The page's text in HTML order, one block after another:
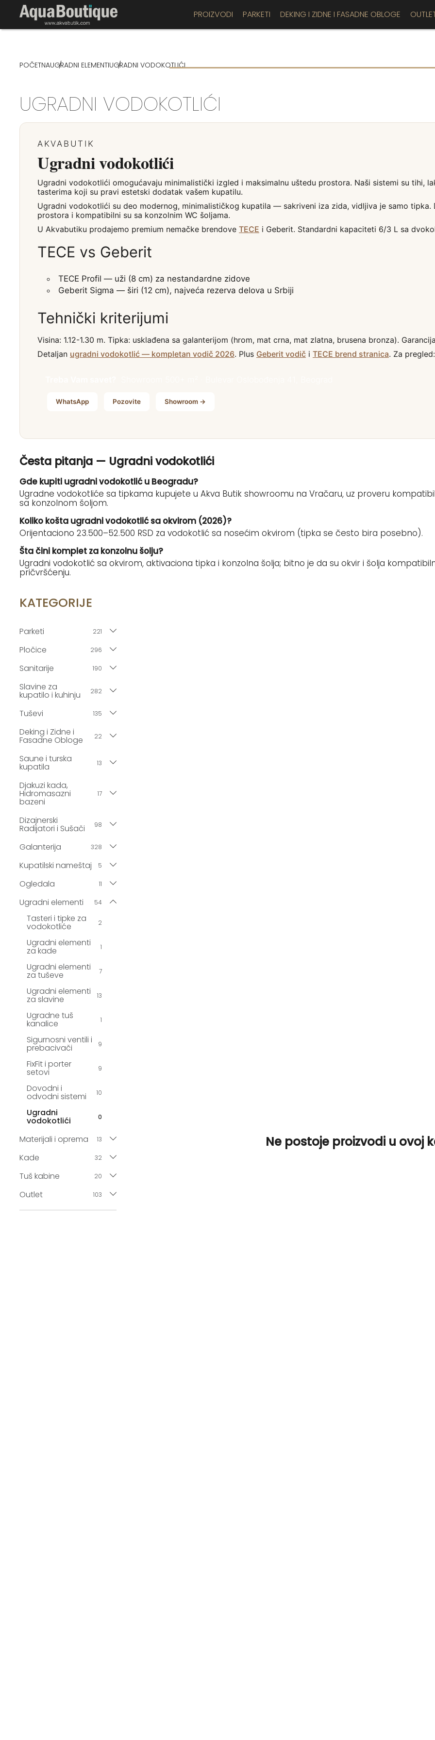
PROIZVODI PARKETI DEKING I ZIDNE I FASADNE OBLOGE
POČETNAUGRADNI ELEMENTIUGRADNI VODOKOTLIĆI
UGRADNI VODOKOTLIĆI
AKVABUTIK
Ugradni vodokotlići
Ugradni vodokotlići omogućavaju minimalistički izgled i maksimalnu uštedu prostora. Naši sistemi su tihi,
tasterima koji su pravi estetski dodatak vašem kupatilu.
Ugradni vodokotlići su deo modernog, minimalističkog kupatila — sakriveni iza zida, vidljiva je samo tipka.
prostora i kompatibilni su sa konzolnim WC šoljama.
U Akvabutiku prodajemo premium nemačke brendove TECE i Geberit. Standardni kapaciteti 6/3 L sa
TECE vs Geberit
TECE Profil — uži (8 cm) za nestandardne zidove
Geberit Sigma — širi (12 cm), najveća rezerva delova u Srbiji
Tehnički kriterijumi
Visina: 1.12-1.30 m. Tipka: usklađena sa galanterijom (hrom, mat crna, mat zlatna, brusena bronza).
Detaljan ugradni vodokotlić — kompletan vodič 2026. Plus Geberit vodič i TECE brend stranica. Za pregled:
WhatsApp Pozovite Showroom →
Česta pitanja — Ugradni vodokotlići
Gde kupiti ugradni vodokotlić u Beogradu?
Ugradne vodokotliće sa tipkama kupujete u Akva Butik showroomu na Vračaru, uz proveru
sa konzolnom šoljom.
Koliko košta ugradni vodokotlić sa okvirom (2026)?
Orijentaciono 23.500–52.500 RSD za vodokotlić sa nosećim okvirom (tipka se često bira posebno).
Šta čini komplet za konzolnu šolju?
Ugradni vodokotlić sa okvirom, aktivaciona tipka i konzolna šolja; bitno je da su okvir i šolja
pričvršćenju.
KATEGORIJE
Parketi 221
Pločice 296
Sanitarije 190
Slavine za
kupatilo i kuhinju 282
Tuševi 135
Deking i Zidne i
Fasadne Obloge 22
Saune i turska
kupatila 13
Djakuzi kada,
Hidromasazni
bazeni
17
Dizajnerski
Radijatori i Sušači 98
Galanterija 328
Kupatilski nameštaj 5
Ogledala 11
Ugradni elementi 54
Tasteri i tipke za
vodokotliće 2
Ugradni elementi
za kade 1
Ugradni elementi
za tuševe 7
Ugradni elementi
za slavine 13
Ugradne tuš
kanalice 1
Sigurnosni ventili i
prebacivači 9
FixFit i porter
setovi 9
Dovodni i
odvodni sistemi 10
Ugradni
vodokotlići 0
Materijali i oprema 13
Kade 32
Tuš kabine 20
Outlet 103
Ne postoje proizvodi u ovoj